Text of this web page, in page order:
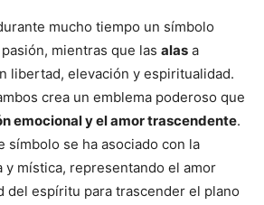
mucho tiempo un símbolo
mientras que las alas a
libertad, elevación y espiritualidad.
crea un emblema poderoso que
emocional y el amor trascendente.
símbolo se ha asociado con la
y mística, representando el amor
del espíritu para trascender el plano